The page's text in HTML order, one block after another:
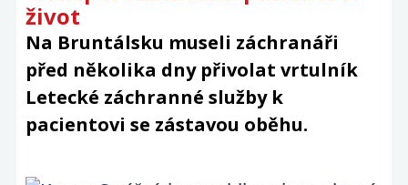
život
Na Bruntálsku museli záchranáři
před několika dny přivolat vrtulník
Letecké záchranné služby k
pacientovi se zástavou oběhu.